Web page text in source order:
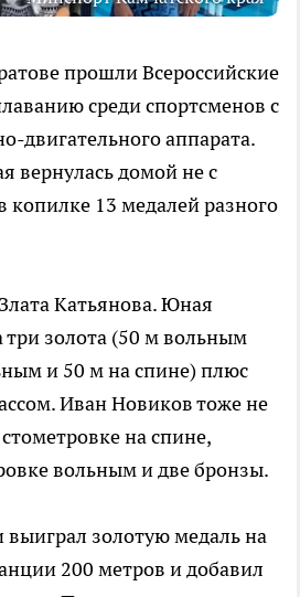
прошли Всероссийские
среди спортсменов с
двигательного аппарата.
вернулась домой не с
копилке 13 медалей разного
Катьянова. Юная
три золота (50 м вольным
и 50 м на спине) плюс
Иван Новиков тоже не
на спине,
вольным и две бронзы.
золотую медаль на
200 метров и добавил